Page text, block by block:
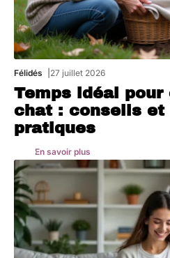
Félidés 27 juillet 2026
Temps idéal pour
chat : conseils et
pratiques
En savoir plus